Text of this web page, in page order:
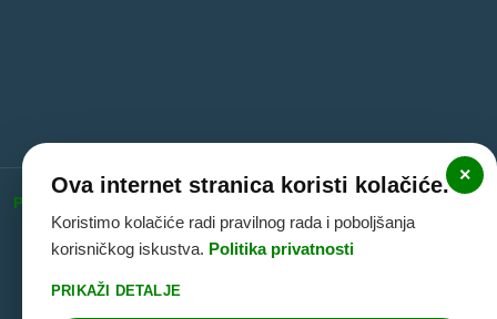
Politika privatnosti
(Impressum)
×
Ova internet stranica koristi kolačiće.
Koristimo kolačiće radi pravilnog rada i poboljšanja
korisničkog iskustva. Politika privatnosti
PRIKAŽI DETALJE